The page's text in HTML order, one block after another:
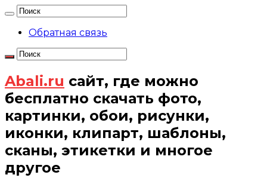
Обратная связь
Abali.ru сайт, где можно
бесплатно скачать фото,
картинки, обои, рисунки,
иконки, клипарт, шаблоны,
сканы, этикетки и многое
другое